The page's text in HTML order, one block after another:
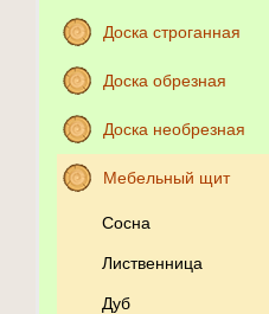
Доска строганная
Доска обрезная
Доска необрезная
Мебельный щит
Сосна
Лиственница
Дуб